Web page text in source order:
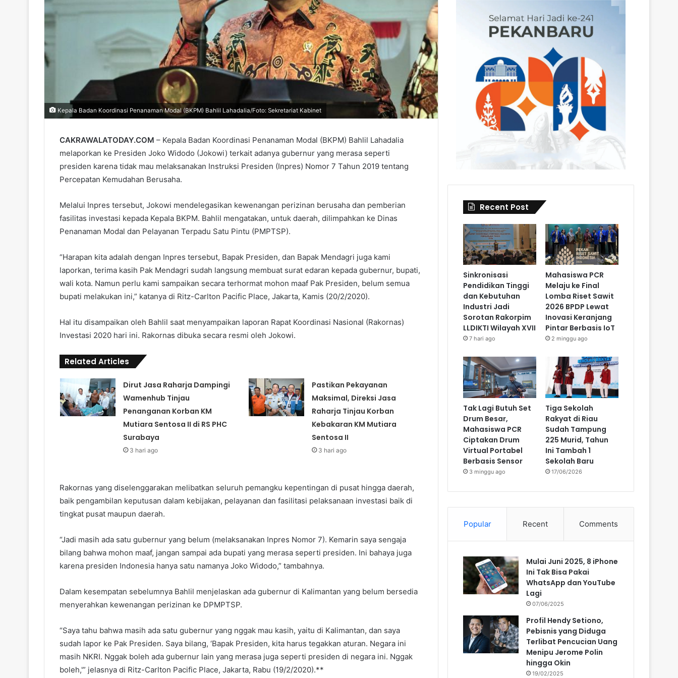
Kepala Badan Koordinasi Penanaman Modal (BKPM) Bahlil Lahadalia/Foto: Sekretariat Kabinet
CAKRAWALATODAY.COM – Kepala Badan Koordinasi Penanaman Modal (BKPM) Bahlil Lahadalia
melaporkan ke Presiden Joko Widodo (Jokowi) terkait adanya gubernur yang merasa seperti
presiden karena tidak mau melaksanakan Instruksi Presiden (Inpres) Nomor 7 Tahun 2019 tentang
Percepatan Kemudahan Berusaha.
Melalui Inpres tersebut, Jokowi mendelegasikan kewenangan perizinan berusaha dan pemberian
fasilitas investasi kepada Kepala BKPM. Bahlil mengatakan, untuk daerah, dilimpahkan ke Dinas
Penanaman Modal dan Pelayanan Terpadu Satu Pintu (PMPTSP).
“Harapan kita adalah dengan Inpres tersebut, Bapak Presiden, dan Bapak Mendagri juga kami
laporkan, terima kasih Pak Mendagri sudah langsung membuat surat edaran kepada gubernur, bupati,
wali kota. Namun perlu kami sampaikan secara terhormat mohon maaf Pak Presiden, belum semua
bupati melakukan ini,” katanya di Ritz-Carlton Pacific Place, Jakarta, Kamis (20/2/2020).
Hal itu disampaikan oleh Bahlil saat menyampaikan laporan Rapat Koordinasi Nasional (Rakornas)
Investasi 2020 hari ini. Rakornas dibuka secara resmi oleh Jokowi.
Related Articles
Dirut Jasa Raharja Dampingi
Wamenhub Tinjau
Penanganan Korban KM
Mutiara Sentosa II di RS PHC
Surabaya
3 hari ago
Pastikan Pekayanan
Maksimal, Direksi Jasa
Raharja Tinjau Korban
Kebakaran KM Mutiara
Sentosa II
3 hari ago
Rakornas yang diselenggarakan melibatkan seluruh pemangku kepentingan di pusat hingga daerah,
baik pengambilan keputusan dalam kebijakan, pelayanan dan fasilitasi pelaksanaan investasi baik di
tingkat pusat maupun daerah.
“Jadi masih ada satu gubernur yang belum (melaksanakan Inpres Nomor 7). Kemarin saya sengaja
bilang bahwa mohon maaf, jangan sampai ada bupati yang merasa seperti presiden. Ini bahaya juga
karena presiden Indonesia hanya satu namanya Joko Widodo,” tambahnya.
Dalam kesempatan sebelumnya Bahlil menjelaskan ada gubernur di Kalimantan yang belum bersedia
menyerahkan kewenangan perizinan ke DPMPTSP.
“Saya tahu bahwa masih ada satu gubernur yang nggak mau kasih, yaitu di Kalimantan, dan saya
sudah lapor ke Pak Presiden. Saya bilang, ‘Bapak Presiden, kita harus tegakkan aturan. Negara ini
masih NKRI. Nggak boleh ada gubernur lain yang merasa juga seperti presiden di negara ini. Nggak
boleh,'” jelasnya di Ritz-Carlton Pacific Place, Jakarta, Rabu (19/2/2020).**
Recent Post
Sinkronisasi
Pendidikan Tinggi
dan Kebutuhan
Industri Jadi
Sorotan Rakorpim
LLDIKTI Wilayah XVII
7 hari ago
Mahasiswa PCR
Melaju ke Final
Lomba Riset Sawit
2026 BPDP Lewat
Inovasi Keranjang
Pintar Berbasis IoT
2 minggu ago
Tak Lagi Butuh Set
Drum Besar,
Mahasiswa PCR
Ciptakan Drum
Virtual Portabel
Berbasis Sensor
3 minggu ago
Tiga Sekolah
Rakyat di Riau
Sudah Tampung
225 Murid, Tahun
Ini Tambah 1
Sekolah Baru
17/06/2026
Popular Recent Comments
Mulai Juni 2025, 8 iPhone
Ini Tak Bisa Pakai
WhatsApp dan YouTube
Lagi
07/06/2025
Profil Hendy Setiono,
Pebisnis yang Diduga
Terlibat Pencucian Uang
Menipu Jerome Polin
hingga Okin
19/02/2025